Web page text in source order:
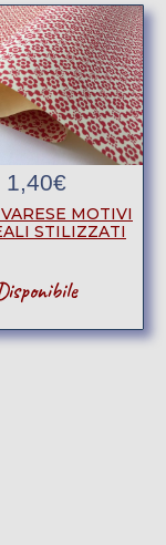
1,40€
MOTIVI
STILIZZATI